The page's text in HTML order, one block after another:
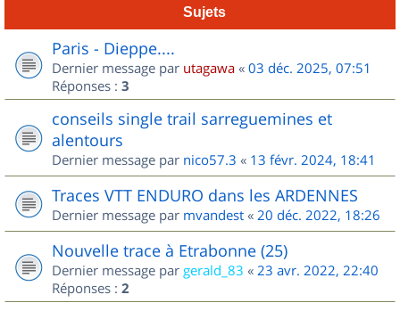
Sujets
Paris - Dieppe....
Dernier message par utagawa « 03 déc. 2025, 07:51
Réponses : 3
conseils single trail sarreguemines et
alentours
Dernier message par nico57.3 « 13 févr. 2024, 18:41
Traces VTT ENDURO dans les ARDENNES
Dernier message par mvandest « 20 déc. 2022, 18:26
Nouvelle trace à Etrabonne (25)
Dernier message par gerald_83 « 23 avr. 2022, 22:40
Réponses : 2